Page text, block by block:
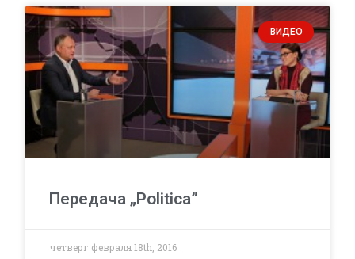
ВИДЕО
Передача „Politica”
четверг февраля 18th, 2016